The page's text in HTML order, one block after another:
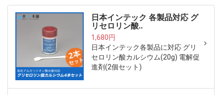
日本インテック 各製品対応 グ
リセロリン酸..
1,680円
日本インテック各製品に対応 グリ
セロリン酸カルシウム(20g) 電解促
進剤(2個セット)